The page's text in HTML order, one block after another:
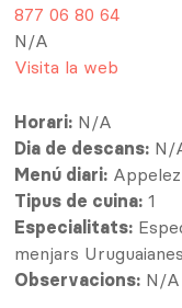
877 06 80 64
N/A
Visita la web
Horari:N/A
Dia de descans:N/
Menú diari:
Tipus de cuina:1
Especialitats:
menjars
Observacions:N/A